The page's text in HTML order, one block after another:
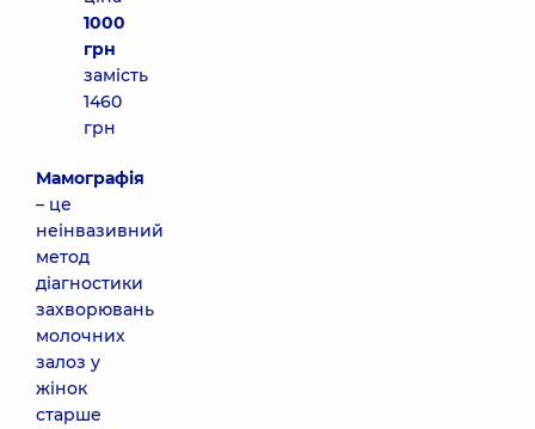
1000
грн
замість
1460
грн
Мамографія
– це
неінвазивний
метод
діагностики
захворювань
молочних
залоз у
жінок
старше